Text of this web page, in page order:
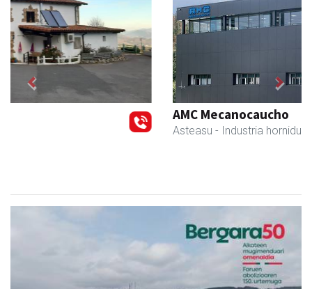
- Industria hornidurak
Previous Next